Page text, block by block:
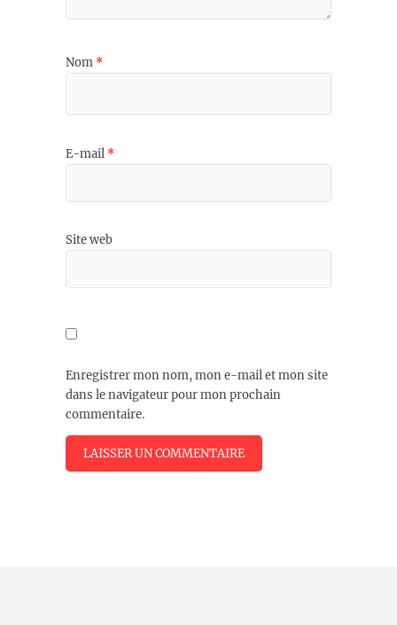
Nom *
E-mail *
Site web
Enregistrer mon nom, mon e-mail et mon site
dans le navigateur pour mon prochain
commentaire.